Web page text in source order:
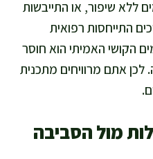
ללא שיפור, או התייבשות
התייחסות רפואית
הקושי האמיתי הוא חוסר
אתם מרוויחים מתכנית
מול הסביבה